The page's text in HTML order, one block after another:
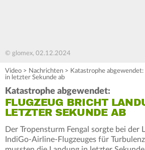
© glomex, 02.12.2024
Video > Nachrichten > Katastrophe
in letzter Sekunde ab
Katastrophe abgewendet:
FLUGZEUG BRICHT
LETZTER SEKUNDE AB
Der Tropensturm Fengal sorgte bei der
IndiGo-Airline-Flugzeuges für